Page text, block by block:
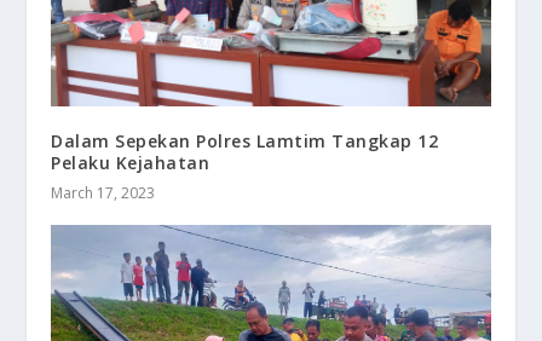
Dalam Sepekan Polres Lamtim Tangkap 12
Pelaku Kejahatan
March 17, 2023